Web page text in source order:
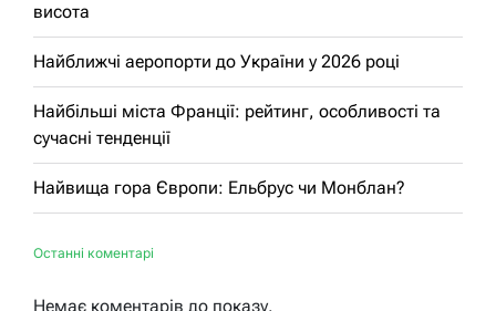
висота
Найближчі аеропорти до України у 2026 році
Найбільші міста Франції: рейтинг, особливості та
сучасні тенденції
Найвища гора Європи: Ельбрус чи Монблан?
Останні коментарі
Немає коментарів до показу.